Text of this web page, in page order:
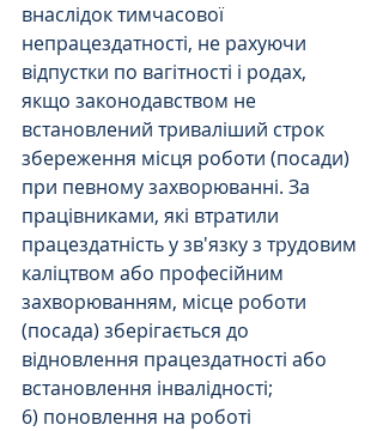
внаслідок тимчасової
непрацездатності, не рахуючи
відпустки по вагітності і родах,
якщо законодавством не
встановлений триваліший строк
збереження місця роботи (посади)
при певному захворюванні. За
працівниками, які втратили
працездатність у зв'язку з трудовим
каліцтвом або професійним
захворюванням, місце роботи
(посада) зберігається до
відновлення працездатності або
встановлення інвалідності;
6) поновлення на роботі